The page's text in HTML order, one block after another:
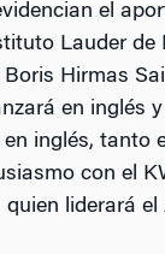
el
Lauder
Hirmas
en inglés
inglés, tanto
con el
quien liderará